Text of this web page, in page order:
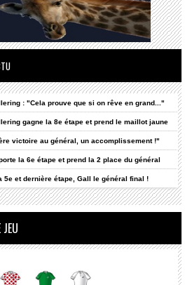
: "Cela prouve que si on rêve en grand..."
gagne la 8e étape et prend le maillot jaune
victoire au général, un accomplissement !"
la 6e étape et prend la 2 place du général
5e et dernière étape, Gall le général final !